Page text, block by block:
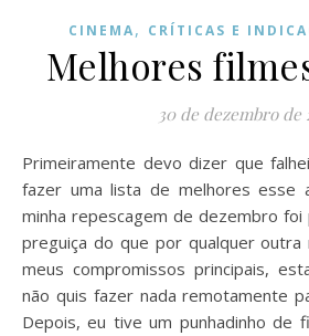
CINEMA, CRÍTICAS E
Melhores
30 de dezembro de
Primeiramente devo dizer que falhei miseravelmente em
fazer uma lista de melhores esse
minha repescagem de dezembro
preguiça do que por qualquer outra
meus compromissos principais,
não quis fazer nada remotamente
Depois, eu tive um punhadinho de